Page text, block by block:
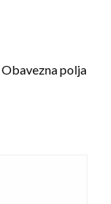
Obavezna polja